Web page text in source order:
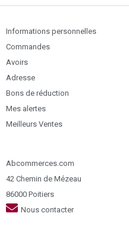
Informations personnelles
Commandes
Avoirs
Adresse
Bons de réduction
Mes alertes
Meilleurs Ventes
Abcommerces.com
42 Chemin de Mézeau
86000 Poitiers
Nous contacter